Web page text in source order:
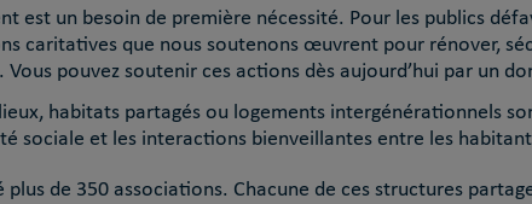
est un besoin de première nécessité. Pour les publics
caritatives que nous soutenons œuvrent pour rénover,
Vous pouvez soutenir ces actions dès aujourd’hui par un
habitats partagés ou logements intergénérationnels
sociale et les interactions bienveillantes entre les
plus de 350 associations. Chacune de ces structures